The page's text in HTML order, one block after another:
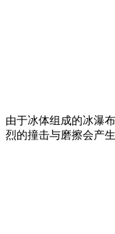
由于冰体组成的冰瀑
烈的撞击与磨擦会产